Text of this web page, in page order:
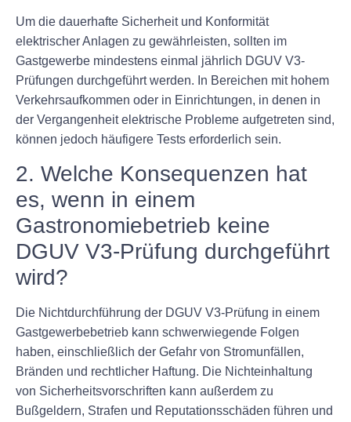
Um die dauerhafte Sicherheit und Konformität
elektrischer Anlagen zu gewährleisten, sollten im
Gastgewerbe mindestens einmal jährlich DGUV V3-
Prüfungen durchgeführt werden. In Bereichen mit hohem
Verkehrsaufkommen oder in Einrichtungen, in denen in
der Vergangenheit elektrische Probleme aufgetreten sind,
können jedoch häufigere Tests erforderlich sein.
2. Welche Konsequenzen hat
es, wenn in einem
Gastronomiebetrieb keine
DGUV V3-Prüfung durchgeführt
wird?
Die Nichtdurchführung der DGUV V3-Prüfung in einem
Gastgewerbebetrieb kann schwerwiegende Folgen
haben, einschließlich der Gefahr von Stromunfällen,
Bränden und rechtlicher Haftung. Die Nichteinhaltung
von Sicherheitsvorschriften kann außerdem zu
Bußgeldern, Strafen und Reputationsschäden führen und